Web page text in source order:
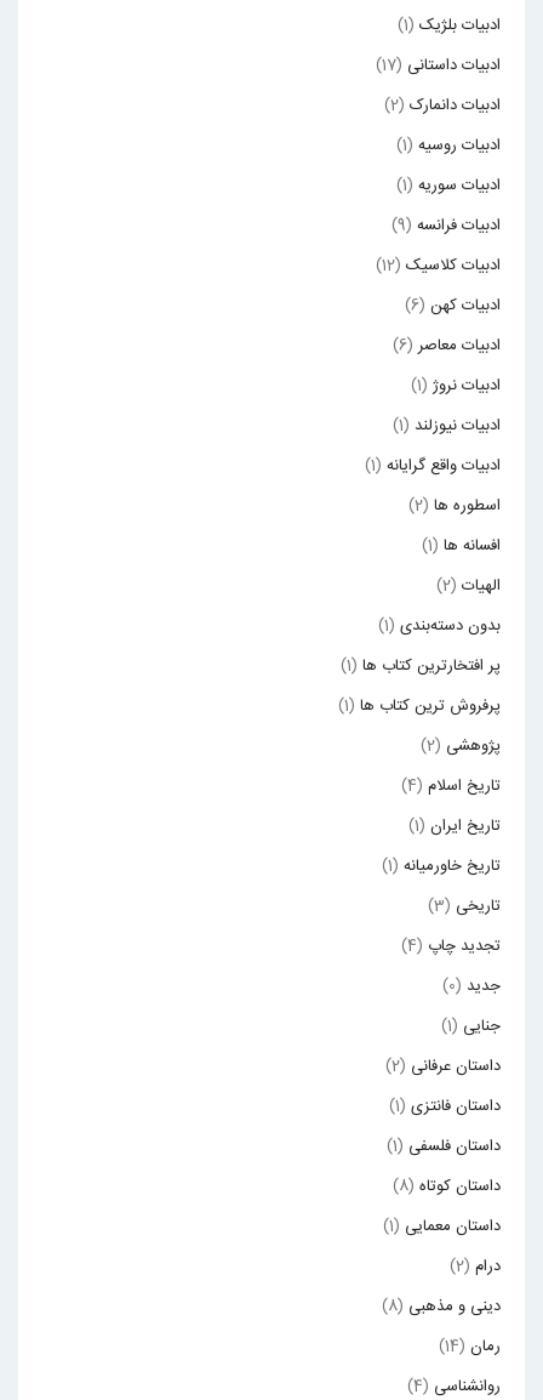
ادبیات بلژیک (1)
ادبیات داستانی (17)
ادبیات دانمارک (2)
ادبیات روسیه (1)
ادبیات سوریه (1)
ادبیات فرانسه (9)
ادبیات کلاسیک (12)
ادبیات کهن (6)
ادبیات معاصر (6)
ادبیات نروژ (1)
ادبیات نیوزلند (1)
ادبیات واقع گرایانه (1)
اسطوره ها (2)
افسانه ها (1)
الهیات (2)
بدون دسته‌بندی (1)
پر افتخارترین کتاب ها (1)
پرفروش ترین کتاب ها (1)
پژوهشی (2)
تاریخ اسلام (4)
تاریخ ایران (1)
تاریخ خاورمیانه (1)
تاریخی (3)
تجدید چاپ (4)
جدید (0)
جنایی (1)
داستان عرفانی (2)
داستان فانتزی (1)
داستان فلسفی (1)
داستان کوتاه (8)
داستان معمایی (1)
درام (2)
دینی و مذهبی (8)
رمان (14)
روانشناسی (4)